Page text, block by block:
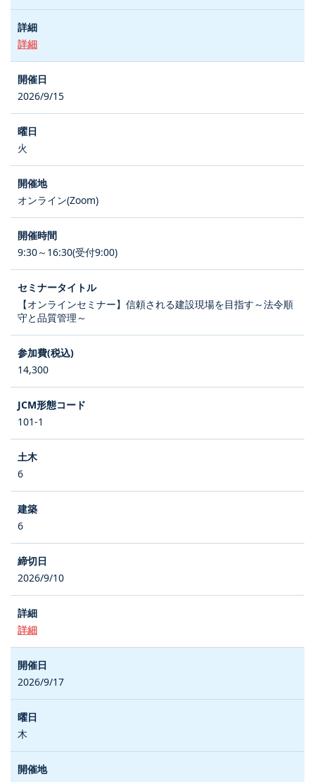
詳細
2026/9/15
火
オンライン(Zoom)
9:30～16:30(受付9:00)
【オンラインセミナー】信頼される建設現場を目指す～法令順
守と品質管理～
14,300
101-1
6
6
2026/9/10
詳細
2026/9/17
木